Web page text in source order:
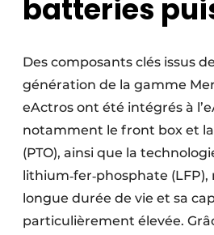
batteries
Des composants clés issus
génération de la gamme
eActros ont été intégrés à
notamment le front box et
(PTO), ainsi que la
lithium‑fer‑phosphate
longue durée de vie et sa
particulièrement élevée.